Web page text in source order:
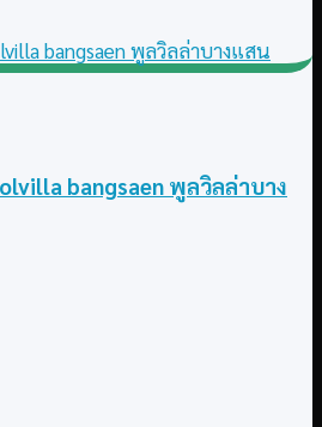
bangsaen พูลวิลล่าบาง